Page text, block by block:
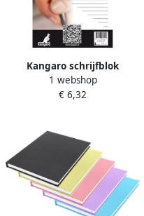
Kangaro schrijfblok
kopspiraal A5 gelinieerd wit
1 webshop
€ 6,32